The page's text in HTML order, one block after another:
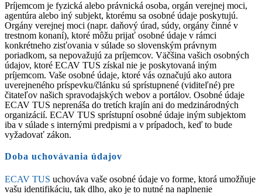
Príjemcom je fyzická alebo právnická osoba, orgán verejnej moci,
agentúra alebo iný subjekt, ktorému sa osobné údaje poskytujú.
Orgány verejnej moci (napr. daňový úrad, súdy, orgány činné v
trestnom konaní), ktoré môžu prijať osobné údaje v rámci
konkrétneho zisťovania v súlade so slovenským právnym
poriadkom, sa nepovažujú za príjemcov. Väčšina vašich osobných
údajov, ktoré ECAV TUS získal nie je poskytovaná iným
príjemcom. Vaše osobné údaje, ktoré vás označujú ako autora
uverejneného príspevku/článku sú sprístupnené (viditeľné) pre
čitateľov našich spravodajských webov a portálov. Osobné údaje
ECAV TUS neprenáša do tretích krajín ani do medzinárodných
organizácií. ECAV TUS sprístupní osobné údaje iným subjektom
iba v súlade s internými predpismi a v prípadoch, keď to bude
vyžadovať zákon.
Doba uchovávania údajov
ECAV TUS uchováva vaše osobné údaje vo forme, ktorá umožňuje
vašu identifikáciu, tak dlho, ako je to nutné na naplnenie